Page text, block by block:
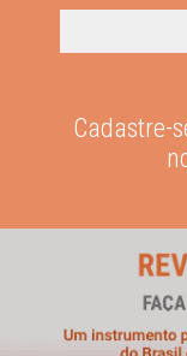
Cadastre-